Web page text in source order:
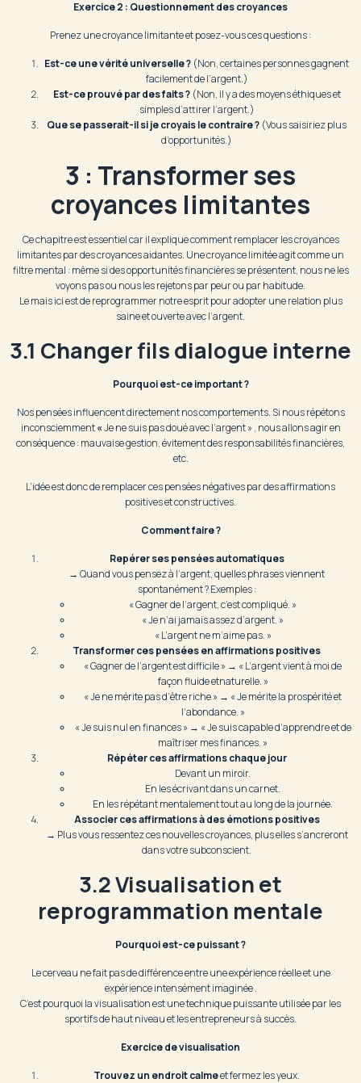
Exercice 2 : Questionnement des croyances
Prenez une croyance limitante et posez-vous ces questions :
Est-ce une vérité universelle ? (Non, certaines personnes gagnent
facilement de l’argent.)
Est-ce prouvé par des faits ?(Non, il y a des moyens éthiques et
simples d’attirer l’argent.)
Que se passerait-il si je croyais le contraire ? (Vous saisiriez plus
d’opportunités.)
3 : Transformer ses
croyances limitantes
Ce chapitre est essentiel car il explique comment remplacer les croyances
limitantes par des croyances aidantes. Une croyance limitée agit comme un
filtre mental : même si des opportunités financières se présentent, nous ne les
voyons pas ou nous les rejetons par peur ou par habitude.
Le mais ici est de reprogrammer notre esprit pour adopter une relation plus
saine et ouverte avec l’argent.
3.1 Changer fils dialogue interne
Pourquoi est-ce important ?
Nos pensées influencent directement nos comportements. Si nous répétons
inconsciemment«Je ne suis pas doué avec l’argent » , nous allons agir en
conséquence : mauvaise gestion, évitement des responsabilités financières,
etc.
L’idée est donc de remplacer ces pensées négatives par des affirmations
positives et constructives.
Comment faire ?
Repérer ses pensées automatiques
→ Quand vous pensez à l’argent, quelles phrases viennent
spontanément ? Exemples :
« Gagner de l’argent, c’est compliqué. »
« Je n’ai jamais assez d’argent. »
« L’argent ne m’aime pas. »
Transformer ces pensées en affirmations positives
« Gagner de l’argent est difficile » → « L’argent vient à moi de
façon fluide etnaturelle. »
« Je ne mérite pas d’être riche » → « Je mérite la prospérité et
l’abondance. »
« Je suis nul en finances » → « Je suis capable d’apprendre et de
maîtriser mes finances. »
Répéter ces affirmations chaque jour
Devant un miroir.
En les écrivant dans un carnet.
En les répétant mentalement tout au long de la journée.
Associer ces affirmations à des émotions positives
→ Plus vous ressentez ces nouvelles croyances, plus elles s’ancreront
dans votre subconscient.
3.2 Visualisation et
reprogrammation mentale
Pourquoi est-ce puissant ?
Le cerveau ne fait pas de différence entre une expérience réelle et une
expérience intensément imaginée .
C’est pourquoi la visualisation est une technique puissante utilisée par les
sportifs de haut niveau et les entrepreneurs à succès.
Exercice de visualisation
Trouvez un endroit calmeet fermez les yeux.